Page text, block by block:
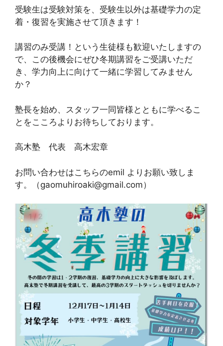
受験生は受験対策を、受験生以外は基礎学力の定
着・復習を実施させて頂きます！
講習のみ受講！という生徒様も歓迎いたしますの
で、この後機会にぜひ冬期講習をご受講いただ
き、学力向上に向けて一緒に学習してみません
か？
塾長を始め、スタッフ一同皆様とともに学べるこ
とをこころよりお待ちしております。
高木塾 代表 高木宏章
お問い合わせはこちらのemil よりお願い致しま
す。（gaomuhiroaki@gmail.com）